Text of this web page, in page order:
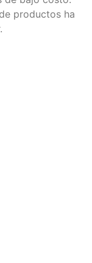
productos ha